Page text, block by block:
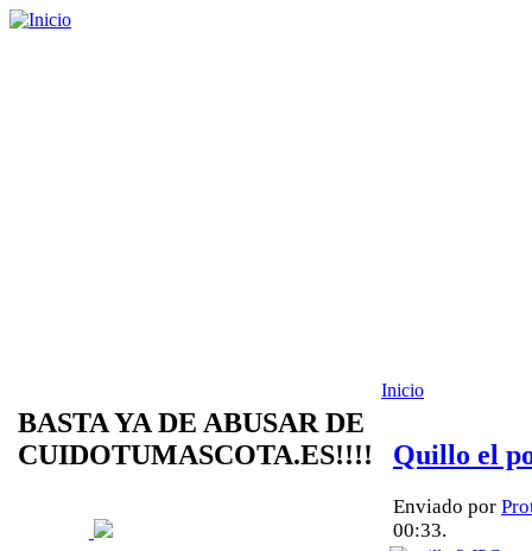
BASTA YA DE ABUSAR DE
CUIDOTUMASCOTA.ES!!!!
Inicio
Quillo el
Enviado por
00:33.